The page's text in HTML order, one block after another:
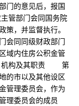
门的意见后，报国
部门会同国务院
策，并监督执行。
同同级财政部门
域内住房公积金管
机构及其职责 第
的市以及其他设区
管理委员会，作为
理委员会的成员